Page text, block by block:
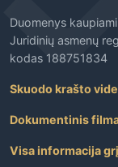
Duomenys
Juridinių asmenų
kodas 188751834
Skuodo krašto
Dokumentinis
Visa informacija